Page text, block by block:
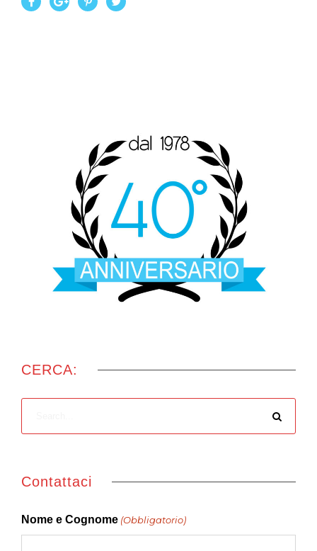
CERCA:
Contattaci
Nome e Cognome (Obbligatorio)